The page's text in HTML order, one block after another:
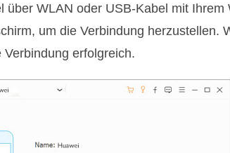
über WLAN oder USB-Kabel mit Ihrem
um die Verbindung herzustellen.
erfolgreich.